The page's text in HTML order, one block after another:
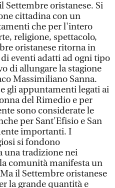
Settembre oristanese. Si
cittadina con un
che per l'intero
religione, spettacolo,
oristanese ritorna in
eventi adatti ad ogni tipo
di allungare la stagione
Massimiliano Sanna.
gli appuntamenti legati ai
del Rimedio e per
sono considerate le
per Sant'Efisio e San
importanti. I
si fondono
una tradizione nei
comunità manifesta un
il Settembre oristanese
la grande quantità e